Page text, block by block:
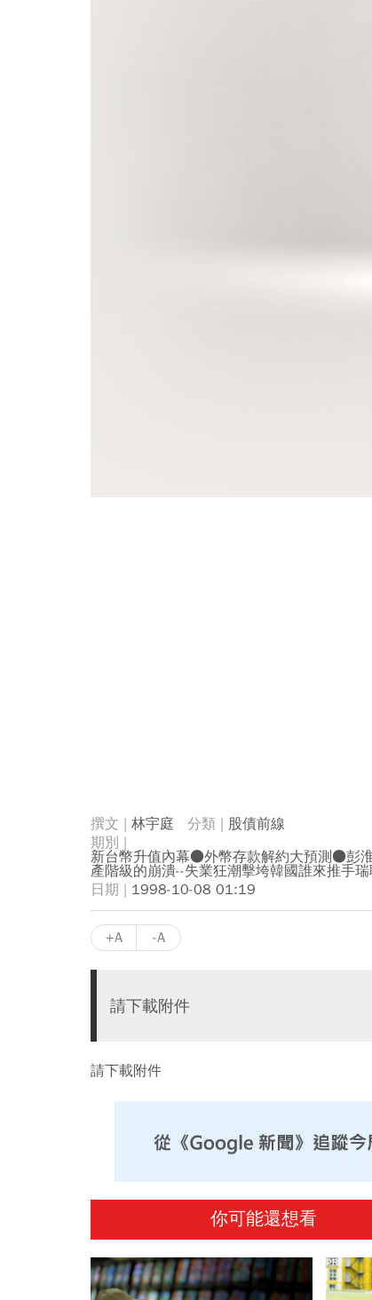
林宇庭
股債前線
新台幣升值內幕●外幣存款解約大預測●彭
產階級的崩潰--失業狂潮擊垮韓國誰來推手
1998-10-08 01:19
+A -A
請下載附件
請下載附件
你可能還想看
PR